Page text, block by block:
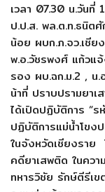
เวลา 07.30 น.วันที่
ป.ป.ส. พล.ต.ท.ธนิต
น้อย ผบก.ภ.จว.เชี
พ.อ.วัชรพงศ์ แก้วแ
รอง ผบ.ฉก.ม.2 , น.
น้าที่ ปราบปรามยาเ
ได้เปิดปฏิบัติการ “
ปฏิบัติการแม่น้ำโขง
ในจังหวัดเชียงราย
คดียาเสพติด ในคว
ทหารวิชัย รักษ์ตีรีเ